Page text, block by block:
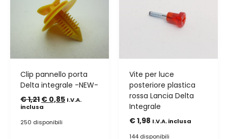
Clip pannello porta
Delta integrale -NEW-
€1,21 € 0,85 I.V.A.
inclusa
250 disponibili
Vite per luce
posteriore plastica
rossa Lancia Delta
Integrale
€1,98 I.V.A. inclusa
144 disponibili